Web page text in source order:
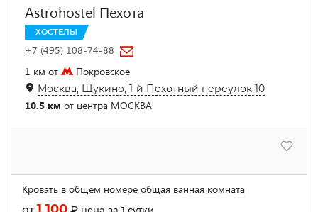
Astrohostel Пехота
ХОСТЕЛЫ
+7 (495) 108-74-88
1 км от
Покровское
Москва, Щукино, 1-й Пехотный переулок 10
10.5 км от центра МОСКВА
Кровать в общем номере общая ванная комната
от
₽ цена за 1 сутки